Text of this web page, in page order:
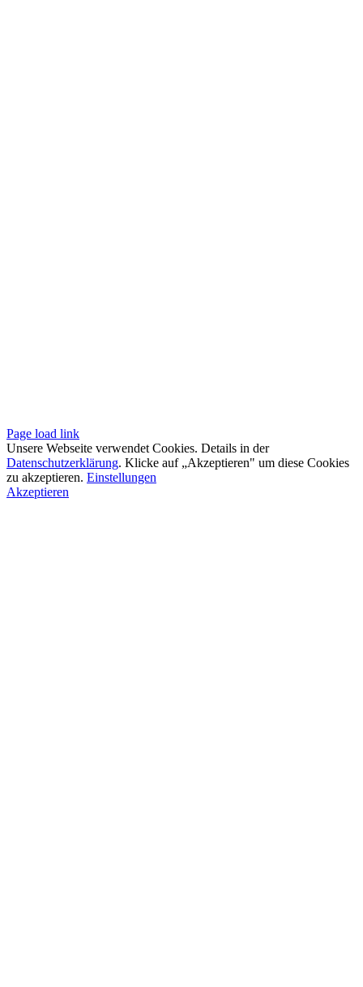
Page load link
Unsere Webseite verwendet Cookies. Details in der
Datenschutzerklärung. Klicke auf „Akzeptieren" um diese Cookies
zu akzeptieren. Einstellungen
Akzeptieren